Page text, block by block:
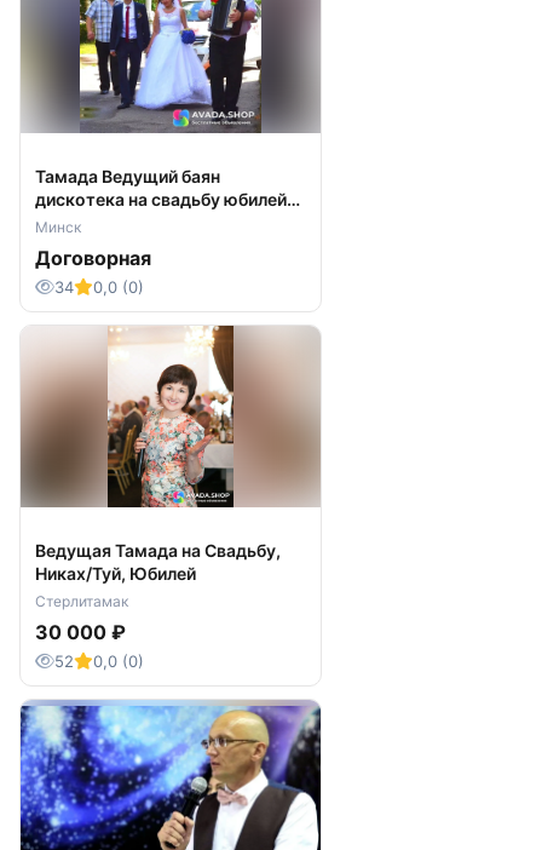
Тамада Ведущий баян
дискотека на свадьбу юбилей
корпоратив Минск Заславль
Минск
Договорная
34 0,0 (0)
Ведущая Тамада на Свадьбу,
Никах/Туй, Юбилей
Стерлитамак
30 000 ₽
52 0,0 (0)